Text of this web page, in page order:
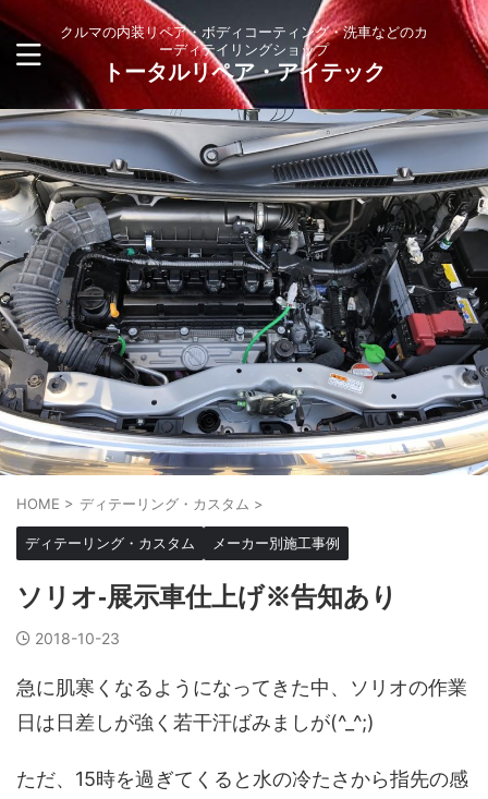
クルマの内装リペア・ボディコーティング・洗車などのカ
ーディテイリングショップ
トータルリペア・アイテック
HOME > ディテーリング・カスタム >
ディテーリング・カスタム メーカー別施工事例
ソリオ-展示車仕上げ※告知あり
2018-10-23
急に肌寒くなるようになってきた中、ソリオの作業
日は日差しが強く若干汗ばみましが(^_^;)
ただ、15時を過ぎてくると水の冷たさから指先の感